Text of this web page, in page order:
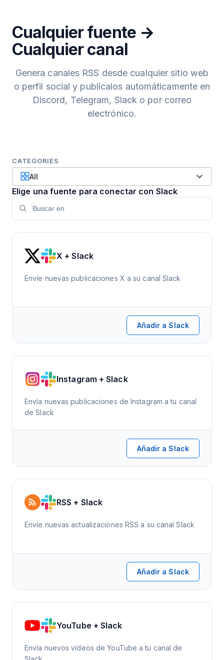
Cualquier fuente →
Cualquier canal
Genera canales RSS desde cualquier sitio web
o perfil social y publícalos automáticamente en
Discord, Telegram, Slack o por correo
electrónico.
CATEGORIES
All
Elige una fuente para conectar con Slack
X + Slack
Envíe nuevas publicaciones X a su canal Slack
Añadir a Slack
Instagram + Slack
Envía nuevas publicaciones de Instagram a tu canal
de Slack
Añadir a Slack
RSS + Slack
Envíe nuevas actualizaciones RSS a su canal Slack
Añadir a Slack
YouTube + Slack
Envía nuevos vídeos de YouTube a tu canal de